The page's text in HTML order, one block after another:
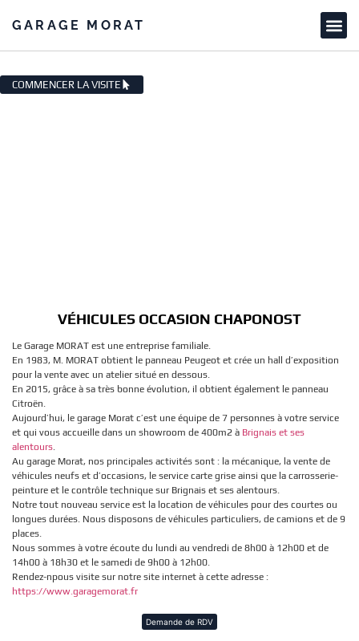
GARAGE MORAT
COMMENCER LA VISITE
VÉHICULES OCCASION CHAPONOST
Le Garage MORAT est une entreprise familiale.
En 1983, M. MORAT obtient le panneau Peugeot et crée un hall d’exposition
pour la vente avec un atelier situé en dessous.
En 2015, grâce à sa très bonne évolution, il obtient également le panneau
Citroën.
Aujourd’hui, le garage Morat c’est une équipe de 7 personnes à votre service
et qui vous accueille dans un showroom de 400m2 à Brignais et ses
alentours.
Au garage Morat, nos principales activités sont : la mécanique, la vente de
véhicules neufs et d’occasions, le service carte grise ainsi que la carrosserie-
peinture et le contrôle technique sur Brignais et ses alentours.
Notre tout nouveau service est la location de véhicules pour des courtes ou
longues durées. Nous disposons de véhicules particuliers, de camions et de 9
places.
Nous sommes à votre écoute du lundi au vendredi de 8h00 à 12h00 et de
14h00 à 18h30 et le samedi de 9h00 à 12h00.
Rendez-npous visite sur notre site internet à cette adresse :
https://www.garagemorat.fr
Demande de RDV